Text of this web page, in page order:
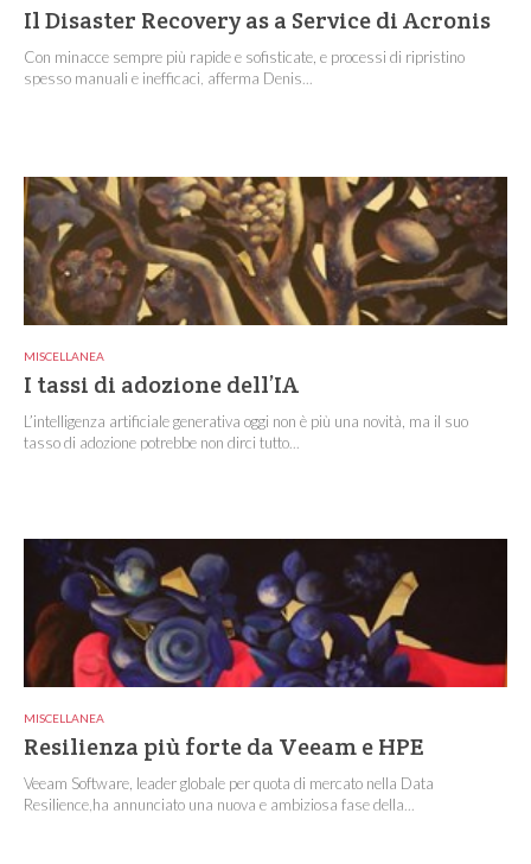
Il Disaster Recovery as a Service di Acronis
Con minacce sempre più rapide e sofisticate, e processi di ripristino
spesso manuali e inefficaci, afferma Denis...
MISCELLANEA
I tassi di adozione dell’IA
L’intelligenza artificiale generativa oggi non è più una novità, ma il suo
tasso di adozione potrebbe non dirci tutto...
MISCELLANEA
Resilienza più forte da Veeam e HPE
Veeam Software, leader globale per quota di mercato nella Data
Resilience,ha annunciato una nuova e ambiziosa fase della...